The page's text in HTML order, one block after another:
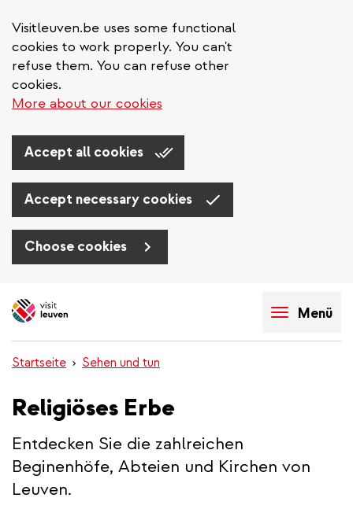
Visitleuven.be uses some functional
cookies to work properly. You can't
refuse them. You can refuse other
cookies.
More about our cookies
Accept all cookies
Accept necessary cookies
Choose cookies
zum
Menü
Startseite Sehen und tun
Religiöses Erbe
Entdecken Sie die zahlreichen
Beginenhöfe, Abteien und Kirchen von
Leuven.